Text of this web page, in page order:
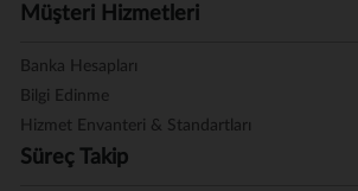
Müşteri Hizmetleri
Banka Hesapları
Bilgi Edinme
Hizmet Envanteri & Standartları
Süreç Takip